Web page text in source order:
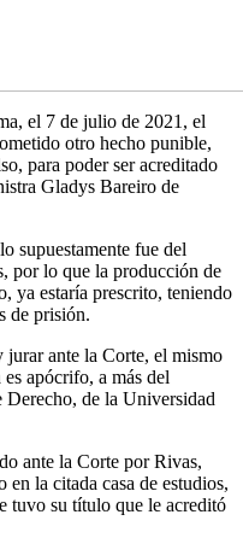
el 7 de julio de 2021, el
otro hecho punible,
para poder ser acreditado
Gladys Bareiro de
supuestamente fue del
por lo que la producción de
ya estaría prescrito, teniendo
de prisión.
jurar ante la Corte, el mismo
apócrifo, a más del
Derecho, de la Universidad
ante la Corte por Rivas,
en la citada casa de estudios,
tuvo su título que le acreditó